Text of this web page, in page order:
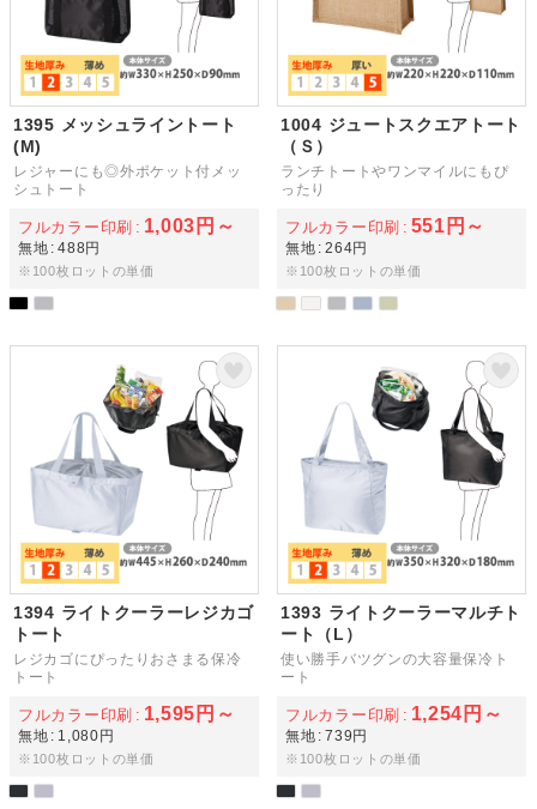
1395 メッシュライントート
(M)
レジャーにも◎外ポケット付メッ
シュトート
無地 488円
フルカラー印刷 1,003円～
※100枚ロットの単価
1004 ジュートスクエアトート
（Ｓ）
ランチトートやワンマイルにもぴ
ったり
無地 264円
フルカラー印刷 551円～
※100枚ロットの単価
1394 ライトクーラーレジカゴ
トート
レジカゴにぴったりおさまる保冷
トート
無地 1,080円
フルカラー印刷 1,595円～
※100枚ロットの単価
1393 ライトクーラーマルチト
ート（L）
使い勝手バツグンの大容量保冷ト
ート
無地 739円
フルカラー印刷 1,254円～
※100枚ロットの単価